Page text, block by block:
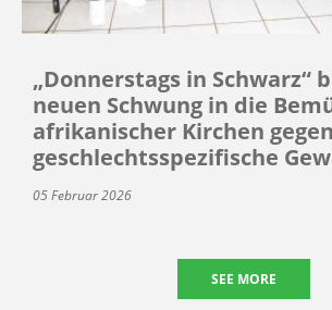
„Donnerstags in Schwarz“
neuen Schwung in die
afrikanischer Kirchen gegen
geschlechtsspezifische
05 Februar 2026
SEE MORE